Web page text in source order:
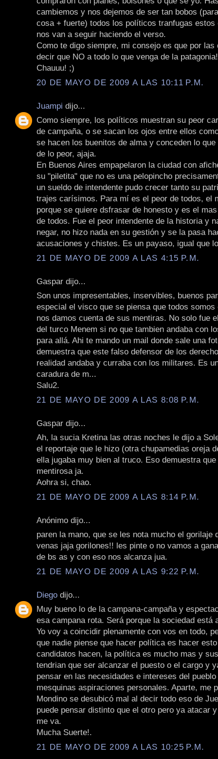
cambiemos y nos dejemos de ser tan bobos
cosa + fuerte) todos los políticos tranfugas estos
nos van a seguir haciendo el verso.
Como te digo siempre, mi consejo es que por las
decir que NO a todo lo que venga de la
Chauuu! ;)
20 DE MAYO DE 2009 A LAS 10:11 P.M.
Juampi dijo...
Como siempre, los políticos muestran su peor
de campaña, o se sacan los ojos entre ellos
se hacen los buenitos de alma y conceden lo
de lo peor, ajaja.
En Buenos Aires empapelaron la ciudad con
su "piletita" que no es una pelopincho
un sueldo de intendente pudo crecer tanto su
trajes carísimos. Para mí es el peor de todos, el
porque se quiere dsfrasar de honesto y es el
de todos. Fue el peor intendente de la historia y
negar, no hizo nada en su gestión y se la pasa
acusaciones y chistes. Es un payaso, igual que
21 DE MAYO DE 2009 A LAS 4:15 P.M.
Gaspar dijo...
Son unos impresentables, inservibles, buenos
especial el visco que se piensa que todos somos
nos damos cuenta de sus mentiras. No solo fue
del turco Menem si no que tambien andaba con
para allá. Ahi te mando un mail donde sale una
demuestra que este falso defensor de los
realidad andaba y curraba con los militares. Es
caradura de m...
Salu2.
21 DE MAYO DE 2009 A LAS 8:08 P.M.
Gaspar dijo...
Ah, la sucia Kretina las otras noches le dijo a
el reportaje que le hizo (otra chupamedias oreja
ella jugaba muy bien al truco. Eso demuestra
mentirosa ja.
Aohra si, chao.
21 DE MAYO DE 2009 A LAS 8:14 P.M.
Anónimo dijo...
paren la mano, que se les nota mucho el gorilaje
venas jaja gorilones!! les pinte o no vamos a
de bs as y con eso nos alcanza jua.
21 DE MAYO DE 2009 A LAS 9:22 P.M.
Diego dijo...
Muy bueno lo de la campana-campaña y
esa campana rota. Será porque la sociedad está
Yo voy a coincidir plenamente con vos en todo,
que nadie piense que hacer política es hacer
candidatos hacen, la política es mucho mas y
tendrian que ser alcanzar el puesto o el cargo y
pensar en las necesidades e intereses del
mesquinas aspiraciones personales. Aparte, me
Mondino se desubicó mal al decir todo eso de
puede pensar distinto que el otro pero ya atacar
me va.
Mucha Suerte!.
21 DE MAYO DE 2009 A LAS 10:25 P.M.